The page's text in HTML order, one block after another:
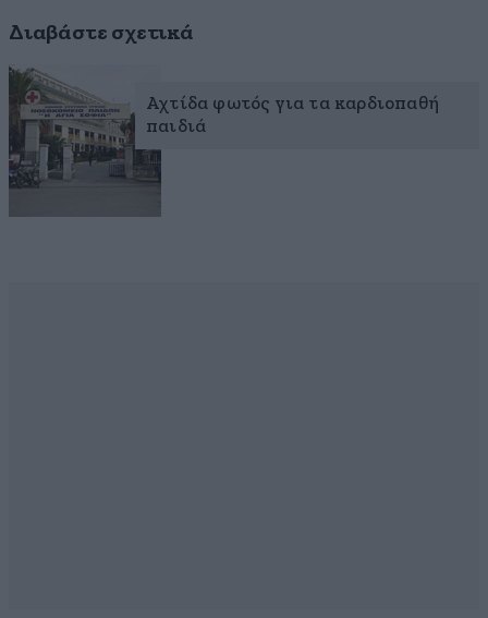
Διαβάστε σχετικά
Αχτίδα φωτός για τα καρδιοπαθή
παιδιά